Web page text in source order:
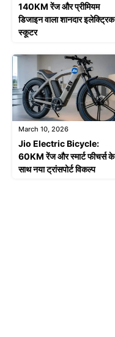
140KM रेंज और प्रीमियम
डिजाइन वाला शानदार इलेक्ट्रिक
स्कूटर
March 10, 2026
Jio Electric Bicycle:
60KM रेंज और स्मार्ट फीचर्स के
साथ नया ट्रांसपोर्ट विकल्प